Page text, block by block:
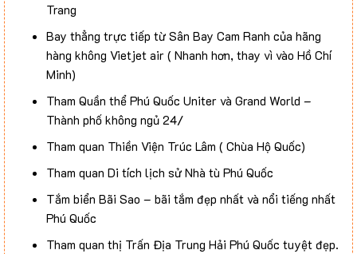
Trang
Bay thẳng trực tiếp từ Sân Bay Cam Ranh của hãng
hàng không Vietjet air ( Nhanh hơn, thay vì vào Hồ Chí
Minh)
Tham Quần thể Phú Quốc Uniter và Grand World –
Thành phố không ngủ 24/
Tham quan Thiền Viện Trúc Lâm ( Chùa Hộ Quốc)
Tham quan Di tích lịch sử Nhà tù Phú Quốc
Tắm biển Bãi Sao – bãi tắm đẹp nhất và nổi tiếng nhất
Phú Quốc
Tham quan thị Trấn Địa Trung Hải Phú Quốc tuyệt đẹp.